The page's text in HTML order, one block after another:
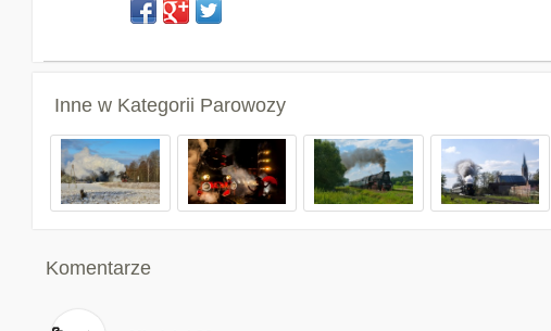
Inne w Kategorii Parowozy
Komentarze